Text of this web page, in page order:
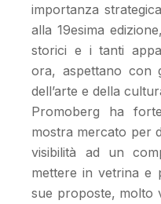
importanza
alla 19esima
storici e i tanti
ora, aspettano con
dell’arte e della
Promoberg ha
mostra mercato per
visibilità ad un
mettere in vetrina e
sue proposte, molto